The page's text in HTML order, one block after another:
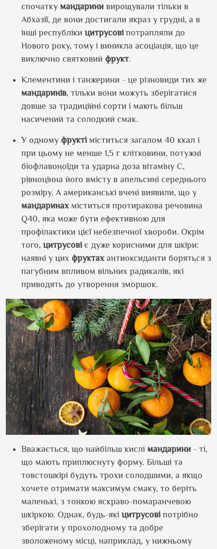
спочатку мандарини вирощували тільки в
Абхазії, де вони достигали якраз у грудні, а в
інші республіки цитрусові потрапляли до
Нового року, тому і виникла асоціація, що це
виключно святковий фрукт.
Клементини і танжерини - це різновиди тих же
мандаринів, тільки вони можуть зберігатися
довше за традиційні сорти і мають більш
насичений та солодкий смак.
У одному фрукті міститься загалом 40 ккал і
при цьому не менше 1,5 г клітковини, потужні
біофлавоноїди та ударна доза вітаміну С,
рівноцінна його вмісту в апельсині середнього
розміру. А американські вчені виявили, що у
мандаринах міститься протиракова речовина
Q40, яка може бути ефективною для
профілактики цієї небезпечної хвороби. Окрім
того, цитрусові є дуже корисними для шкіри:
наявні у цих фруктах антиоксиданти боряться з
пагубним впливом вільних радикалів, які
приводять до утворення зморшок.
Вважається, що найбільш кислі мандарини - ті,
що мають приплюснуту форму. Більші та
товстошкірі будуть трохи солодшими, а якщо
хочете отримати максимум смаку, то беріть
маленькі, з тонкою яскраво-помаранчевою
шкіркою. Однак, будь-які цитрусові потрібно
зберігати у прохолодному та добре
зволоженому місці, наприклад, у нижньому